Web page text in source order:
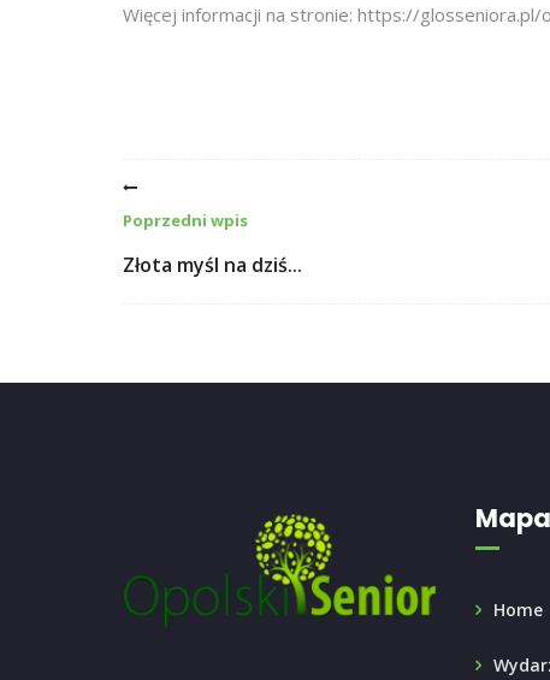
Więcej informacji na stronie: https://
Poprzedni wpis
Złota myśl na dziś...
Home